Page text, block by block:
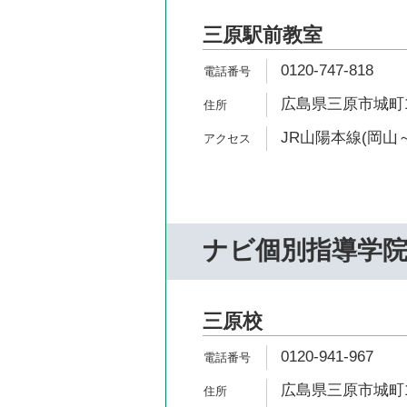
三原駅前教室
0120-747-818
広島県三原市城
JR山陽本線(岡山
ナビ個別指導学院
三原校
0120-941-967
広島県三原市城